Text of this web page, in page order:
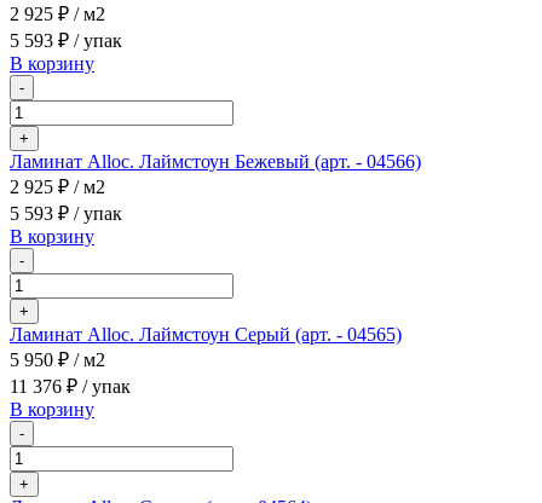
2 925 ₽ / м2
5 593 ₽ / упак
В корзину
-
+
Ламинат Alloc. Лаймстоун Бежевый (арт. - 04566)
2 925 ₽ / м2
5 593 ₽ / упак
В корзину
-
+
Ламинат Alloc. Лаймстоун Серый (арт. - 04565)
5 950 ₽ / м2
11 376 ₽ / упак
В корзину
-
+